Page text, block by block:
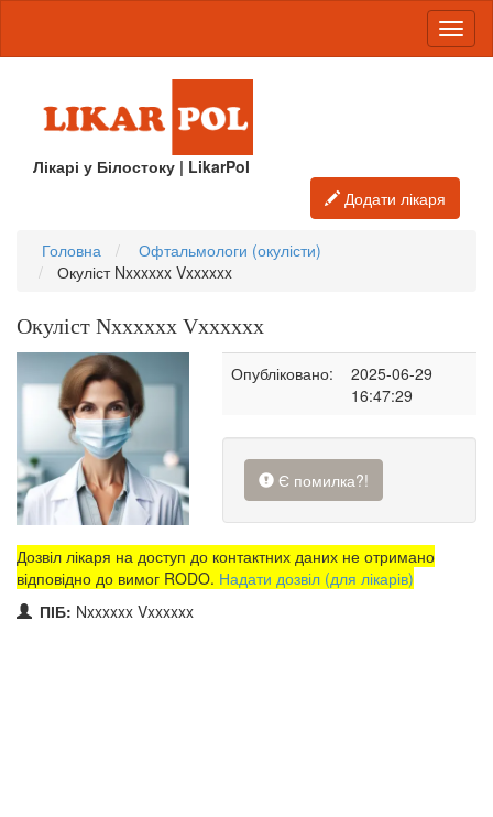
Лікарі у Білостоку | LikarPol
Додати лікаря
Головна
Офтальмологи (окулісти)
Окуліст Nxxxxxx Vxxxxxx
Окуліст Nxxxxxx Vxxxxxx
Опубліковано:
2025-06-29
16:47:29
Є помилка?!
Дозвіл лікаря на доступ до контактних даних не отримано
відповідно до вимог RODO. Надати дозвіл (для лікарів)
ПІБ: Nxxxxxx Vxxxxxx